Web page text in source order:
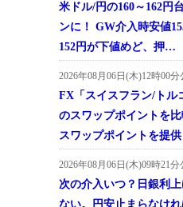
米ドル/円の160～162円
ンに！ GW介入時安値
152円が下値めど、押…
2026年08月06日(木)12時00分
FX「スイスフラン/トル
のスワップポイントを
スワップポイントを提
2026年08月06日(木)09時21分
次の介入いつ？日銀利
ない。円安止まらなけ